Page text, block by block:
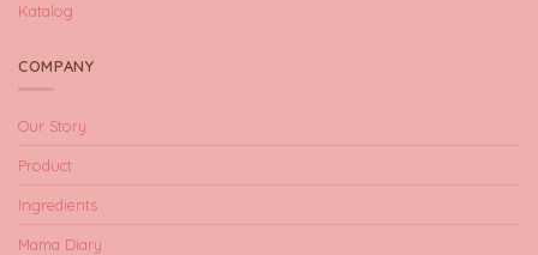
Katalog
COMPANY
Our Story
Product
Ingredients
Mama Diary